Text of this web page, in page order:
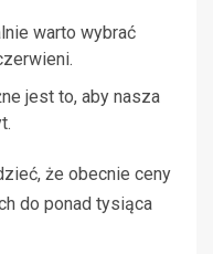
warto wybrać
jest to, aby nasza
że obecnie ceny
do ponad tysiąca